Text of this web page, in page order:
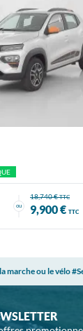
ou
18,740 €TTC
9,900 € TTC
marche ou le vélo